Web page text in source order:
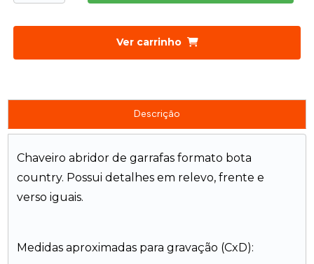
Ver carrinho
Descrição
Chaveiro abridor de garrafas formato bota
country. Possui detalhes em relevo, frente e
verso iguais.
Medidas aproximadas para gravação (CxD):